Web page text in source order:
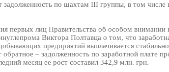
задолженность по шахтам III группы, в том числе
первых лиц Правительства об особом внимании
Виктора Полтавца о том, что
предприятий выплачивается
– задолженность по заработной плате
месяц ее рост составил 342,9 млн. грн.